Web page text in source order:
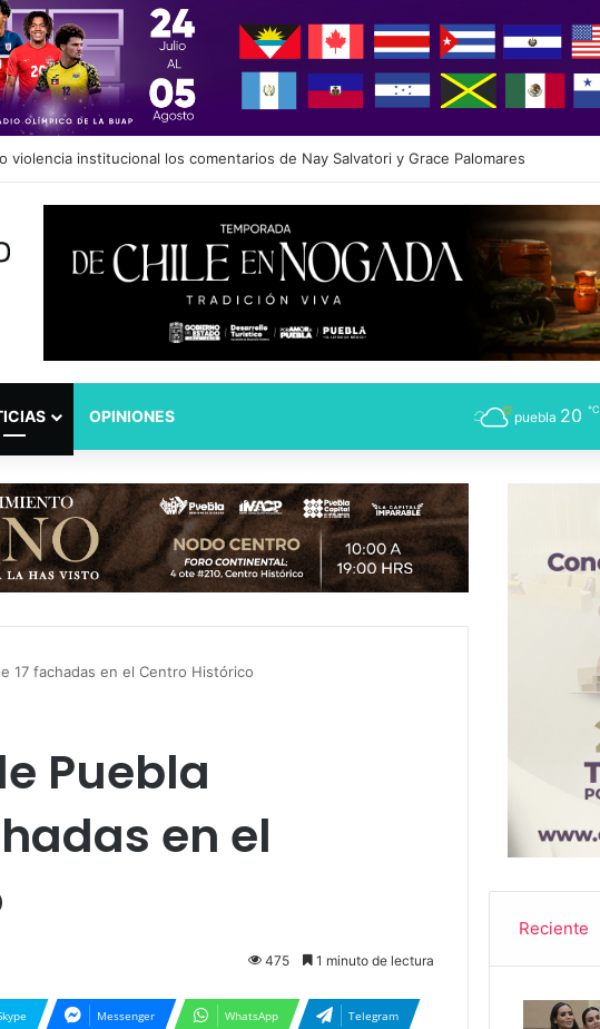
Puebla: José Antonio Ontiveros releva a Norman Campos en la Subsecretaría
OPINIONES puebla 20 ℃
17 fachadas en el Centro Histórico
Puebla
en el
475 1 minuto de lectura
Messenger WhatsApp Telegram
Reciente